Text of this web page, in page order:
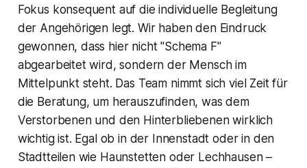
Fokus konsequent auf die individuelle Begleitung
der Angehörigen legt. Wir haben den Eindruck
gewonnen, dass hier nicht "Schema F"
abgearbeitet wird, sondern der Mensch im
Mittelpunkt steht. Das Team nimmt sich viel Zeit für
die Beratung, um herauszufinden, was dem
Verstorbenen und den Hinterbliebenen wirklich
wichtig ist. Egal ob in der Innenstadt oder in den
Stadtteilen wie Haunstetten oder Lechhausen –